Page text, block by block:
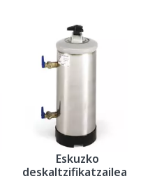
Eskuzko
deskaltzifikatzaileak